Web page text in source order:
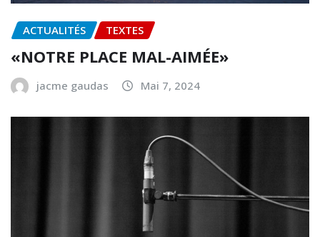
ACTUALITÉS TEXTES
«NOTRE PLACE MAL-AIMÉE»
jacme gaudas Mai 7, 2024